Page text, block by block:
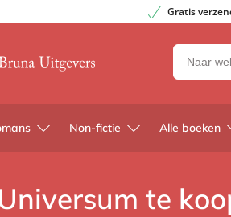
Gratis
Zoeken
naar
en
uitgevers
Non-fictie Alle boeken
te